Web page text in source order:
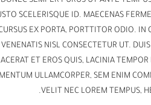
SCELERISQUE ID. MAECENAS
EX PORTA, PORTTITOR ODIO.
NISL CONSECTETUR UT.
ET EROS QUIS, LACINIA
ULLAMCORPER, SEM ENIM
VELIT NEC LOREM TEMPUS,